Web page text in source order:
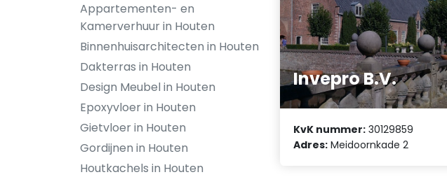
Appartementen- en
Kamerverhuur in Houten
Binnenhuisarchitecten in Houten
Dakterras in Houten
Design Meubel in Houten
Epoxyvloer in Houten
Gietvloer in Houten
Gordijnen in Houten
Houtkachels in Houten
Invepro B.V.
KvK nummer: 30129859
Adres: Meidoornkade 2